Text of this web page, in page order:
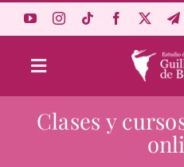
Toggle
Navigation
Clases y